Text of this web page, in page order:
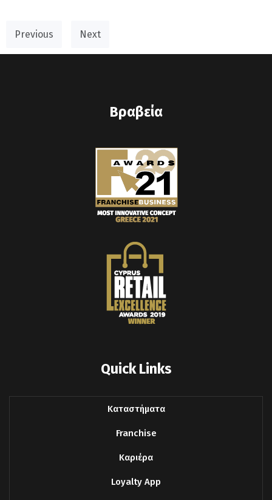
Previous Next
Βραβεία
Quick Links
Καταστήματα
Franchise
Καριέρα
Loyalty App